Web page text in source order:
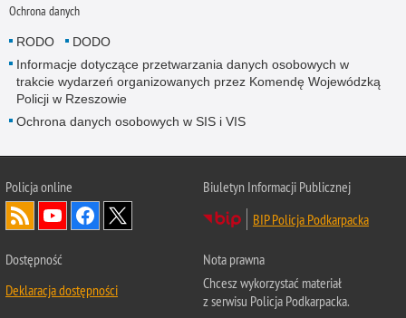
Ochrona danych
RODO
DODO
Informacje dotyczące przetwarzania danych osobowych w
trakcie wydarzeń organizowanych przez Komendę Wojewódzką
Policji w Rzeszowie
Ochrona danych osobowych w SIS i VIS
Policja online
Biuletyn Informacji Publicznej
BIP Policja Podkarpacka
Dostępność
Deklaracja dostępności
Nota prawna
Chcesz wykorzystać materiał
z serwisu Policja Podkarpacka.